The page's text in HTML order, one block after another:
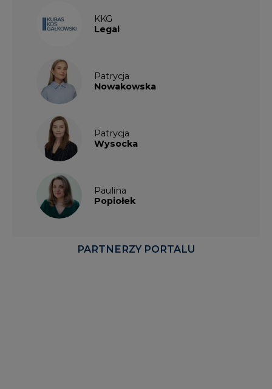
KKG
Legal
Patrycja
Nowakowska
Patrycja
Wysocka
Paulina
Popiołek
PARTNERZY PORTALU